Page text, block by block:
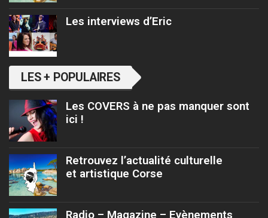
Les interviews d’Eric
LES + POPULAIRES
Les COVERS à ne pas manquer sont
ici !
Retrouvez l’actualité culturelle
et artistique Corse
Radio – Magazine – Evènements